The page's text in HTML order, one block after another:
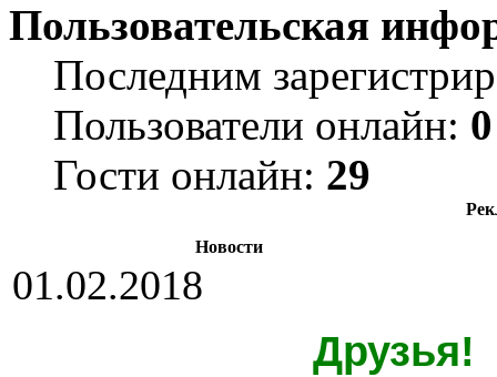
Пользовательская
Последним
Пользователи онлайн: 0
Гости онлайн: 29
Новости
01.02.2018
Друзья!